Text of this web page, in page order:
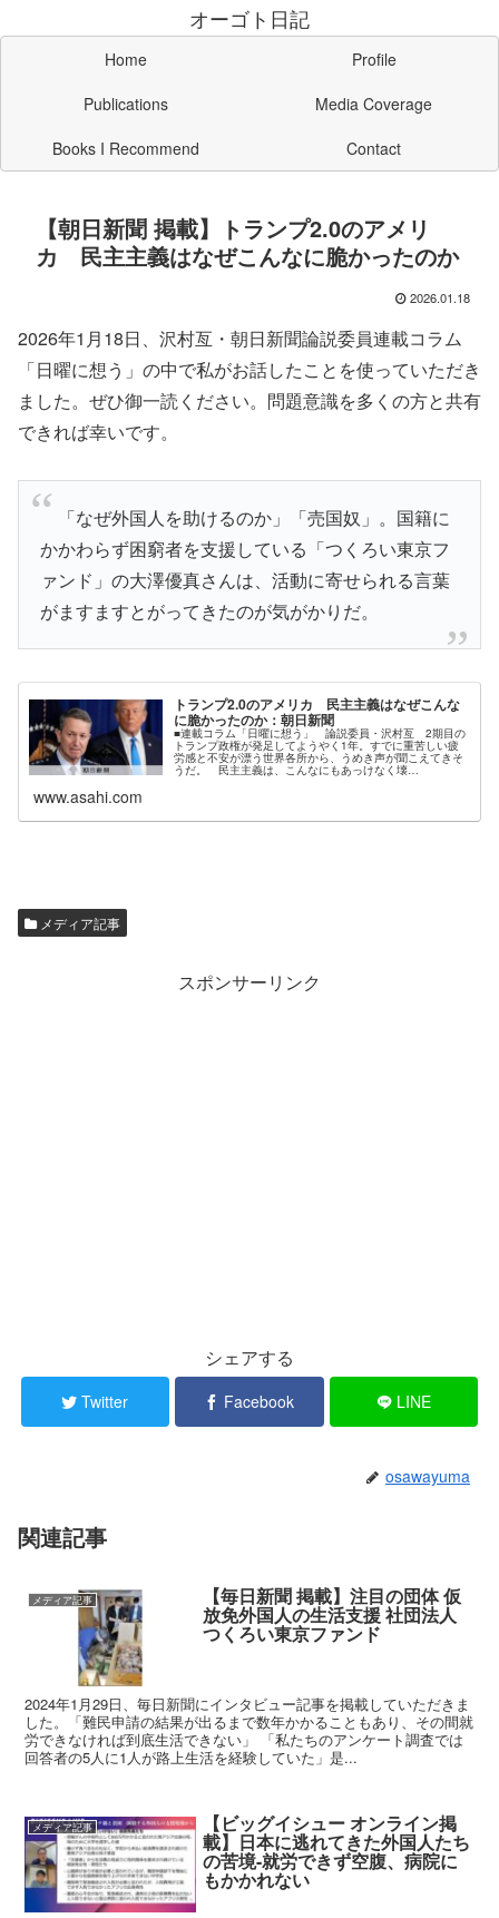
オーゴト日記
Home
Profile
Publications
Media Coverage
Books I Recommend
Contact
【朝日新聞 掲載】トランプ2.0のアメリ
カ 民主主義はなぜこんなに脆かったのか
2026.01.18
2026年1月18日、沢村亙・朝日新聞論説委員連載コラム
「日曜に想う」の中で私がお話したことを使っていただき
ました。ぜひ御一読ください。問題意識を多くの方と共有
できれば幸いです。
「なぜ外国人を助けるのか」「売国奴」。国籍に
かかわらず困窮者を支援している「つくろい東京フ
ァンド」の大澤優真さんは、活動に寄せられる言葉
がますますとがってきたのが気がかりだ。
トランプ2.0のアメリカ 民主主義はなぜこんな
に脆かったのか：朝日新聞
■連載コラム「日曜に想う」 論説委員・沢村亙 2期目の
トランプ政権が発足してようやく1年。すでに重苦しい疲
労感と不安が漂う世界各所から、うめき声が聞こえてきそ
うだ。 民主主義は、こんなにもあっけなく壊…
www.asahi.com
メディア記事
スポンサーリンク
シェアする
Twitter Facebook LINE
osawayuma
関連記事
メディア記事 【毎日新聞 掲載】注目の団体 仮
放免外国人の生活支援 社団法人
つくろい東京ファンド
2024年1月29日、毎日新聞にインタビュー記事を掲載していただきま
した。「難民申請の結果が出るまで数年かかることもあり、その間就
労できなければ到底生活できない」 「私たちのアンケート調査では
回答者の5人に1人が路上生活を経験していた」是...
メディア記事 【ビッグイシュー オンライン掲
載】日本に逃れてきた外国人たち
の苦境-就労できず空腹、病院に
もかかれない